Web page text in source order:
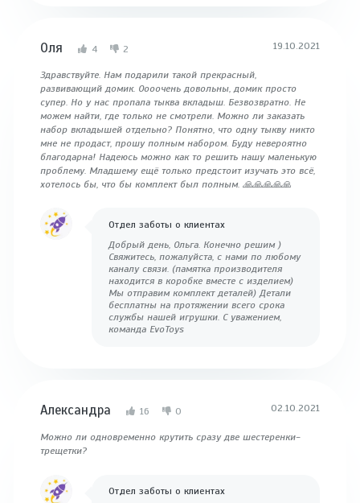
Оля 4 2 19.10.2021
Здравствуйте. Нам подарили такой прекрасный,
развивающий домик. Оооочень довольны, домик просто
супер. Но у нас пропала тыква вкладыш. Безвозвратно. Не
можем найти, где только не смотрели. Можно ли заказать
набор вкладышей отдельно? Понятно, что одну тыкву никто
мне не продаст, прошу полным набором. Буду невероятно
благодарна! Надеюсь можно как то решить нашу маленькую
проблему. Младшему ещё только предстоит изучать это всё,
хотелось бы, что бы комплект был полным. 🙏🙏🙏🙏🙏
Отдел заботы о клиентах
Добрый день, Ольга. Конечно решим )
Свяжитесь, пожалуйста, с нами по любому
каналу связи. (памятка производителя
находится в коробке вместе с изделием)
Мы отправим комплект деталей) Детали
бесплатны на протяжении всего срока
службы нашей игрушки. С уважением,
команда EvoToys
Александра 16 0 02.10.2021
Можно ли одновременно крутить сразу две шестеренки-
трещетки?
Отдел заботы о клиентах